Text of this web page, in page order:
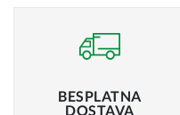
BESPLATNA
DOSTAVA